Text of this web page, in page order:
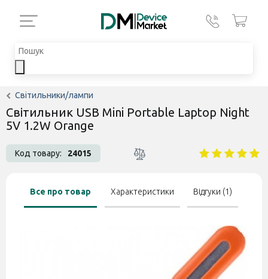
Світильники/лампи
Світильник USB Mini Portable Laptop Night
5V 1.2W Orange
Код товару: 24015
Все про товар Характеристики Відгуки (1)